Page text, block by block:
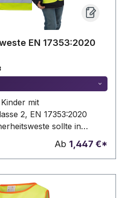
EN 17353:2020
mit
2, EN 17353:2020
sollte in
Ihre Werbung drucken
Ab 1,447 €*